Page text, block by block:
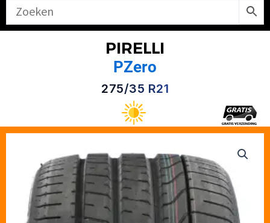
PIRELLI
PZero
275/35 R21